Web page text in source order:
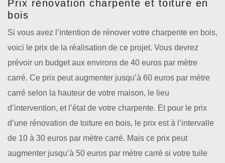
Prix rénovation charpente et toiture en
bois
Si vous avez l’intention de rénover votre charpente en bois,
voici le prix de la réalisation de ce projet. Vous devrez
prévoir un budget aux environs de 40 euros par mètre
carré. Ce prix peut augmenter jusqu’à 60 euros par mètre
carré selon la hauteur de votre maison, le lieu
d’intervention, et l’état de votre charpente. Et pour le prix
d’une rénovation de toiture en bois, le prix est à l’intervalle
de 10 à 30 euros par mètre carré. Mais ce prix peut
augmenter jusqu’à 50 euros par mètre carré si votre tuile